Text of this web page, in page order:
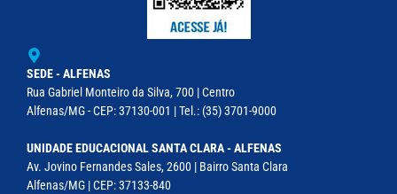
SEDE - ALFENAS
Rua Gabriel Monteiro da Silva, 700 | Centro
Alfenas/MG - CEP: 37130-001 | Tel.: (35) 3701-9000
UNIDADE EDUCACIONAL SANTA CLARA - ALFENAS
Av. Jovino Fernandes Sales, 2600 | Bairro Santa Clara
Alfenas/MG | CEP: 37133-840